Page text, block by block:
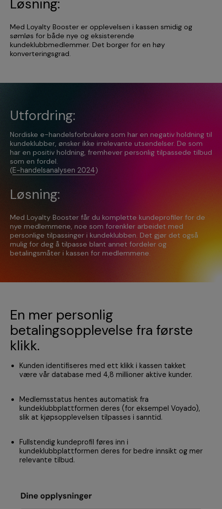
Løsning:
Med Loyalty Booster er opplevelsen i kassen smidig og
sømløs for både nye og eksisterende
kundeklubbmedlemmer. Det borger for en høy
konverteringsgrad.
Utfordring:
Nordiske e-handelsforbrukere som har en negativ holdning til
kundeklubber, ønsker ikke irrelevante utsendelser. De som
har en positiv holdning, fremhever personlig tilpassede tilbud
som en fordel.
(E-handelsanalysen 2024)
Løsning:
Med Loyalty Booster får du komplette kundeprofiler for de
nye medlemmene, noe som forenkler arbeidet med
personlige tilpassinger i kundeklubben. Det gjør det også
mulig for deg å tilpasse blant annet fordeler og
betalingsmåter i kassen for medlemmene.
En mer personlig
betalingsopplevelse fra første
klikk.
Kunden identifiseres med ett klikk i kassen takket
være vår database med 4,8 millioner aktive kunder.
Medlemsstatus hentes automatisk fra
kundeklubbplattformen deres (for eksempel Voyado),
slik at kjøpsopplevelsen tilpasses i sanntid.
Fullstendig kundeprofil føres inn i
kundeklubbplattformen deres for bedre innsikt og mer
relevante tilbud.